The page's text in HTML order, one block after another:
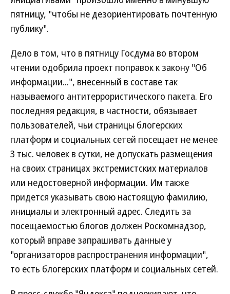
пятницу, "чтобы не дезориентировать почтенную
публику".
Дело в том, что в пятницу Госдума во втором
чтении одобрила проект поправок к закону "Об
информации...", внесенный в составе так
называемого антитеррористического пакета. Его
последняя редакция, в частности, обязывает
пользователей, чьи страницы блогерских
платформ и социальных сетей посещает не менее
3 тыс. человек в сутки, не допускать размещения
на своих страницах экстремистских материалов
или недостоверной информации. Им также
придется указывать свою настоящую фамилию,
инициалы и электронный адрес. Следить за
посещаемостью блогов должен Роскомнадзор,
который вправе запрашивать данные у
"организаторов распространения информации",
то есть блогерских платформ и социальных сетей.